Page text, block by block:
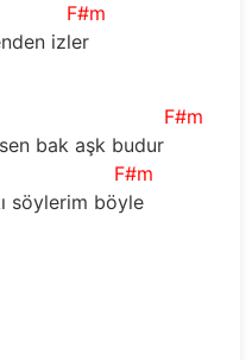
F#m
karda senden
F#m
bak aşk budur
F#m
söylerim böyle